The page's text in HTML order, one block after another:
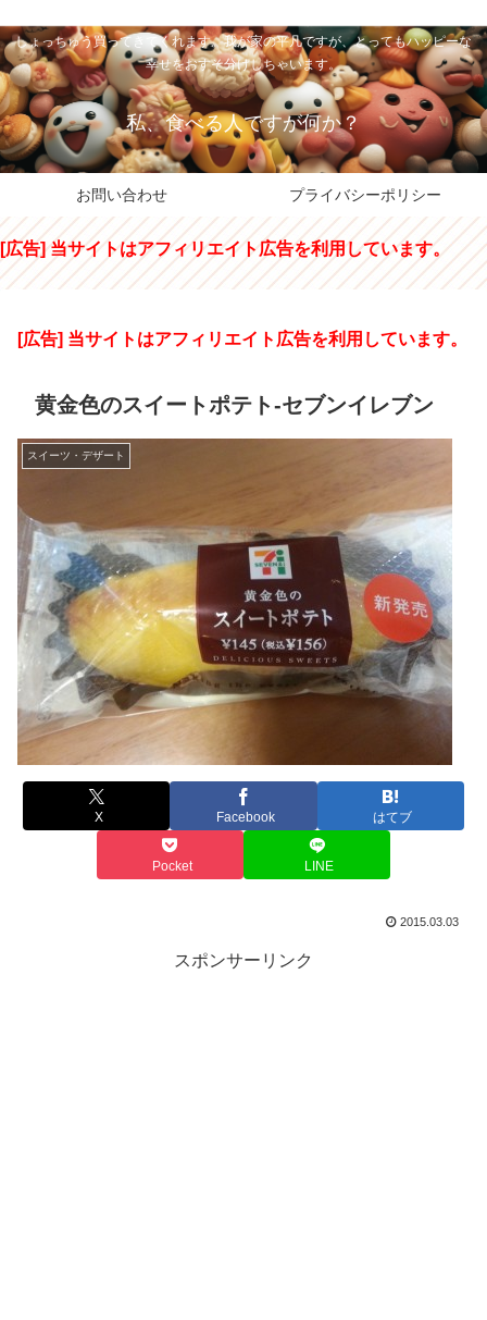
しょっちゅう買ってきてくれます。我が家の平凡ですが、とってもハッピーな
幸せをおすそ分けしちゃいます。
私、食べる人ですが何か？
お問い合わせ プライバシーポリシー
[広告] 当サイトはアフィリエイト広告を利用しています。
[広告] 当サイトはアフィリエイト広告を利用しています。
黄金色のスイートポテト-セブンイレブン
スイーツ・デザート
X Facebook はてブ
Pocket LINE
2015.03.03
スポンサーリンク